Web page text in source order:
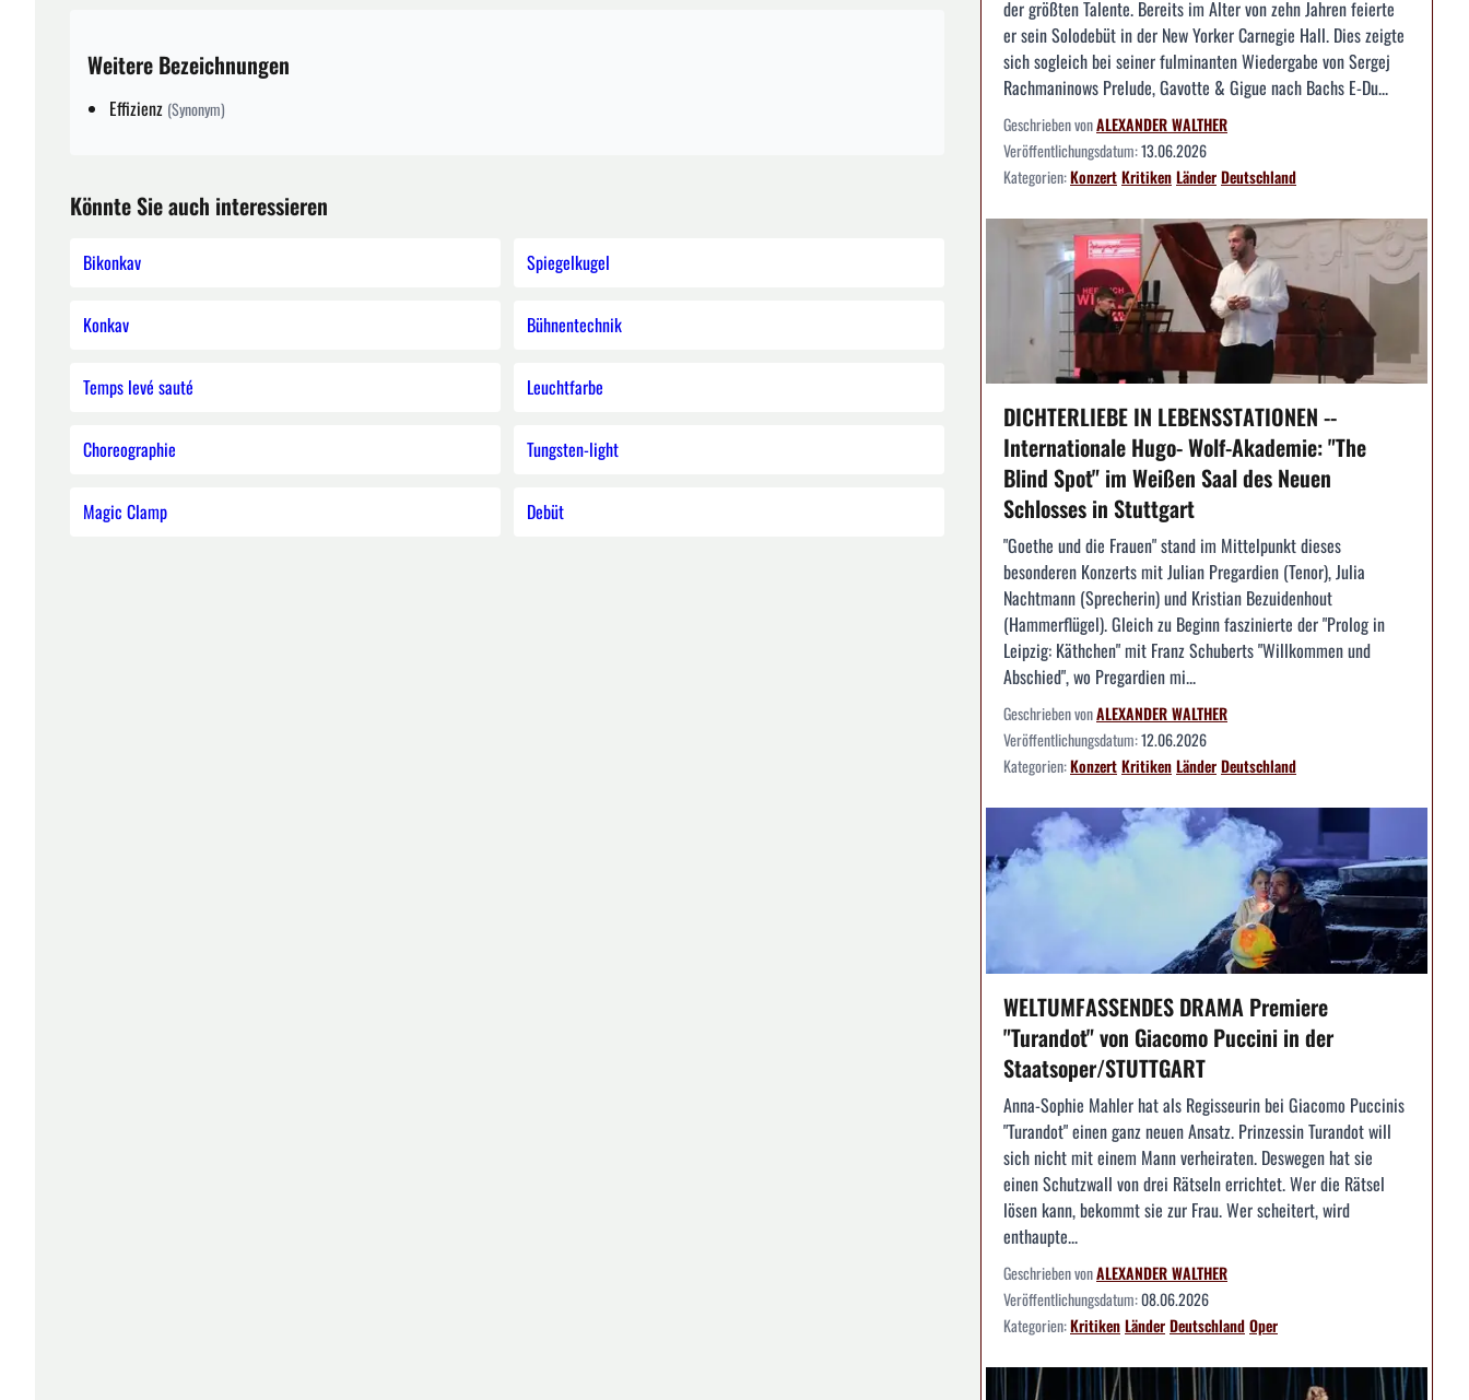
Weitere Bezeichnungen
Effizienz (Synonym)
Könnte Sie auch interessieren
Bikonkav Spiegelkugel
Konkav Bühnentechnik
Temps levé sauté Leuchtfarbe
Choreographie Tungsten-light
Magic Clamp Debüt
der größten Talente. Bereits im Alter von zehn Jahren feierte
er sein Solodebüt in der New Yorker Carnegie Hall. Dies zeigte
sich sogleich bei seiner fulminanten Wiedergabe von Sergej
Rachmaninows Prelude, Gavotte & Gigue nach Bachs E-Du...
Geschrieben vonALEXANDER WALTHER
Veröffentlichungsdatum:13.06.2026
Kategorien:KonzertKritikenLänderDeutschland
DICHTERLIEBE IN LEBENSSTATIONEN --
Internationale Hugo- Wolf-Akademie: "The
Blind Spot" im Weißen Saal des Neuen
Schlosses in Stuttgart
"Goethe und die Frauen" stand im Mittelpunkt dieses
besonderen Konzerts mit Julian Pregardien (Tenor), Julia
Nachtmann (Sprecherin) und Kristian Bezuidenhout
(Hammerflügel). Gleich zu Beginn faszinierte der "Prolog in
Leipzig: Käthchen" mit Franz Schuberts "Willkommen und
Abschied", wo Pregardien mi...
Geschrieben vonALEXANDER WALTHER
Veröffentlichungsdatum:12.06.2026
Kategorien:KonzertKritikenLänderDeutschland
WELTUMFASSENDES DRAMA Premiere
"Turandot" von Giacomo Puccini in der
Staatsoper/STUTTGART
Anna-Sophie Mahler hat als Regisseurin bei Giacomo Puccinis
"Turandot" einen ganz neuen Ansatz. Prinzessin Turandot will
sich nicht mit einem Mann verheiraten. Deswegen hat sie
einen Schutzwall von drei Rätseln errichtet. Wer die Rätsel
lösen kann, bekommt sie zur Frau. Wer scheitert, wird
enthaupte...
Geschrieben vonALEXANDER WALTHER
Veröffentlichungsdatum:08.06.2026
Kategorien:KritikenLänderDeutschlandOper